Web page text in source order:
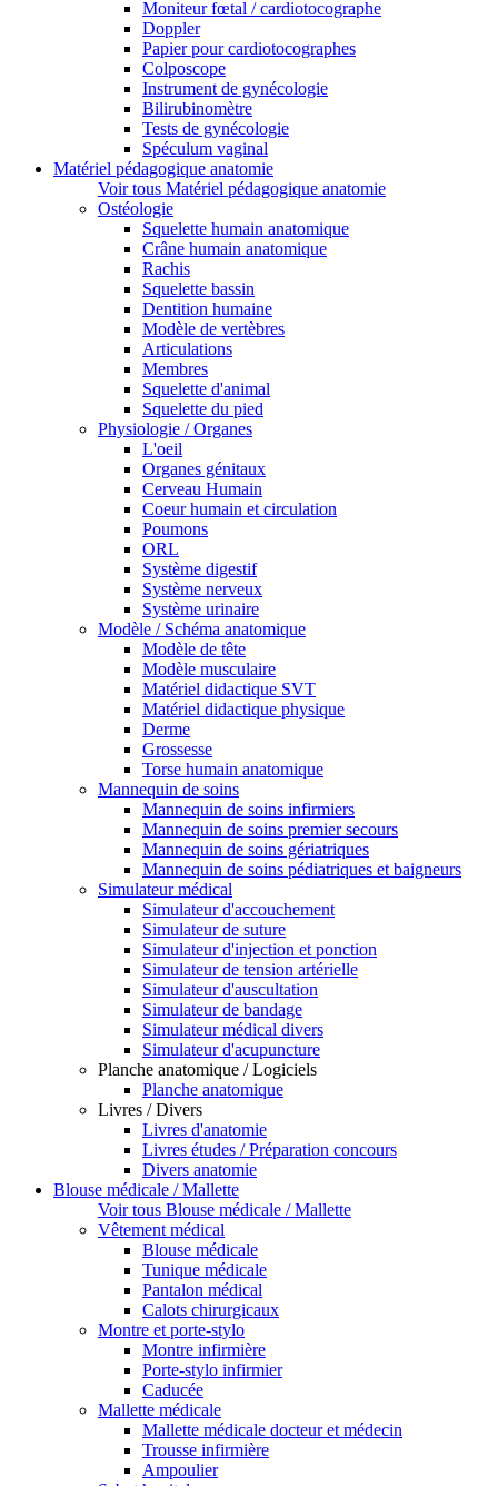
Moniteur fœtal / cardiotocographe
Doppler
Papier pour cardiotocographes
Colposcope
Instrument de gynécologie
Bilirubinomètre
Tests de gynécologie
Spéculum vaginal
Matériel pédagogique anatomie
Voir tous Matériel pédagogique anatomie
Ostéologie
Squelette humain anatomique
Crâne humain anatomique
Rachis
Squelette bassin
Dentition humaine
Modèle de vertèbres
Articulations
Membres
Squelette d'animal
Squelette du pied
Physiologie / Organes
L'oeil
Organes génitaux
Cerveau Humain
Coeur humain et circulation
Poumons
ORL
Système digestif
Système nerveux
Système urinaire
Modèle / Schéma anatomique
Modèle de tête
Modèle musculaire
Matériel didactique SVT
Matériel didactique physique
Derme
Grossesse
Torse humain anatomique
Mannequin de soins
Mannequin de soins infirmiers
Mannequin de soins premier secours
Mannequin de soins gériatriques
Mannequin de soins pédiatriques et baigneurs
Simulateur médical
Simulateur d'accouchement
Simulateur de suture
Simulateur d'injection et ponction
Simulateur de tension artérielle
Simulateur d'auscultation
Simulateur de bandage
Simulateur médical divers
Simulateur d'acupuncture
Planche anatomique / Logiciels
Planche anatomique
Livres / Divers
Livres d'anatomie
Livres études / Préparation concours
Divers anatomie
Blouse médicale / Mallette
Voir tous Blouse médicale / Mallette
Vêtement médical
Blouse médicale
Tunique médicale
Pantalon médical
Calots chirurgicaux
Montre et porte-stylo
Montre infirmière
Porte-stylo infirmier
Caducée
Mallette médicale
Mallette médicale docteur et médecin
Trousse infirmière
Ampoulier